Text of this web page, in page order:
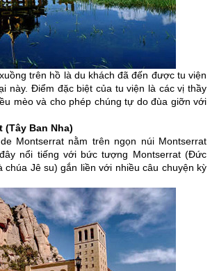
trên hồ là du khách đã đến được tu viện
này. Điểm đặc biệt của tu viện là các vị thầy
mèo và cho phép chúng tự do đùa giỡn với
(Tây Ban Nha)
Montserrat nằm trên ngọn núi Montserrat
nổi tiếng với bức tượng Montserrat (Đức
chúa Jê su) gắn liền với nhiều câu chuyện kỳ